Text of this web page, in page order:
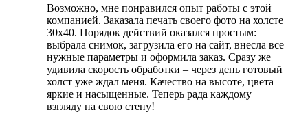
Возможно, мне понравился опыт работы с этой
компанией. Заказала печать своего фото на холсте
30х40. Порядок действий оказался простым:
выбрала снимок, загрузила его на сайт, внесла все
нужные параметры и оформила заказ. Сразу же
удивила скорость обработки – через день готовый
холст уже ждал меня. Качество на высоте, цвета
яркие и насыщенные. Теперь рада каждому
взгляду на свою стену!